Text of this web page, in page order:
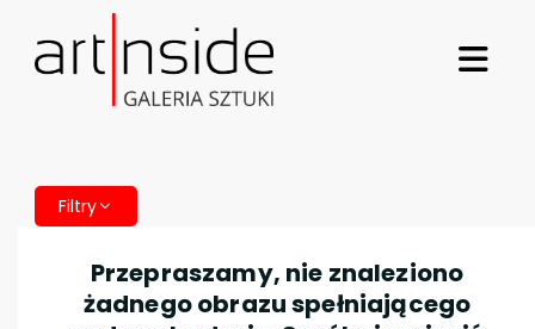
Filtry
Przepraszamy, nie znaleziono
żadnego obrazu spełniającego